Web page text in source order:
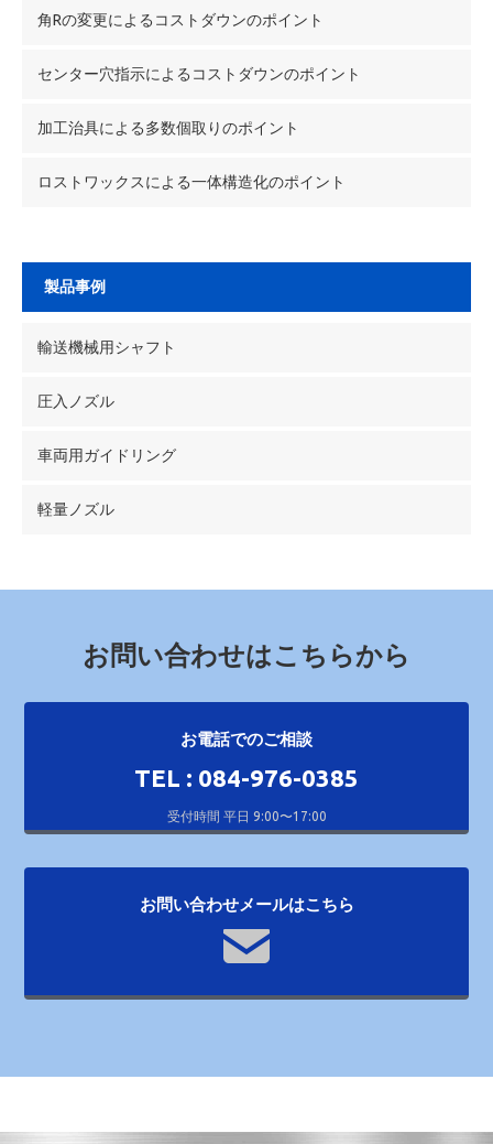
角Rの変更によるコストダウンのポイント
センター穴指示によるコストダウンのポイント
加工治具による多数個取りのポイント
ロストワックスによる一体構造化のポイント
製品事例
輸送機械用シャフト
圧入ノズル
車両用ガイドリング
軽量ノズル
お問い合わせはこちらから
お電話でのご相談
TEL : 084-976-0385
受付時間 平日 9:00〜17:00
お問い合わせメールはこちら